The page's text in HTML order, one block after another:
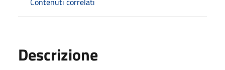
Descrizione